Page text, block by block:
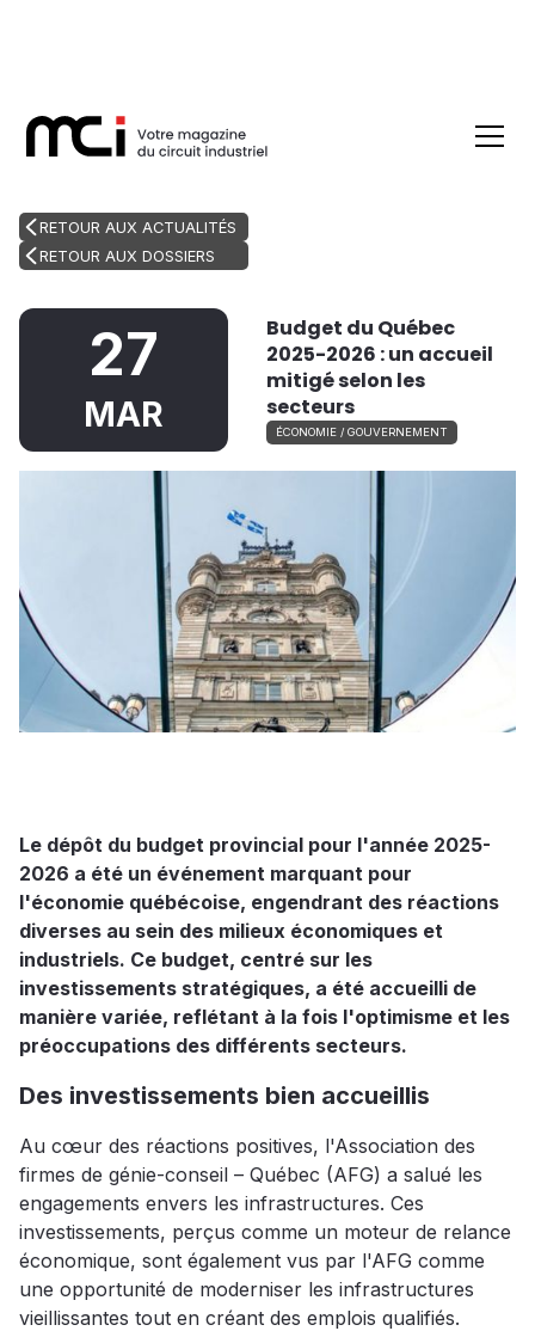
RETOUR AUX ACTUALITÉS
RETOUR AUX DOSSIERS
27
MAR
Budget du Québec
2025-2026 : un accueil
mitigé selon les
secteurs
ÉCONOMIE / GOUVERNEMENT
Le dépôt du budget provincial pour l'année 2025-
2026 a été un événement marquant pour
l'économie québécoise, engendrant des réactions
diverses au sein des milieux économiques et
industriels. Ce budget, centré sur les
investissements stratégiques, a été accueilli de
manière variée, reflétant à la fois l'optimisme et les
préoccupations des différents secteurs.
Des investissements bien accueillis
Au cœur des réactions positives, l'Association des
firmes de génie-conseil – Québec (AFG) a salué les
engagements envers les infrastructures. Ces
investissements, perçus comme un moteur de relance
économique, sont également vus par l'AFG comme
une opportunité de moderniser les infrastructures
vieillissantes tout en créant des emplois qualifiés.